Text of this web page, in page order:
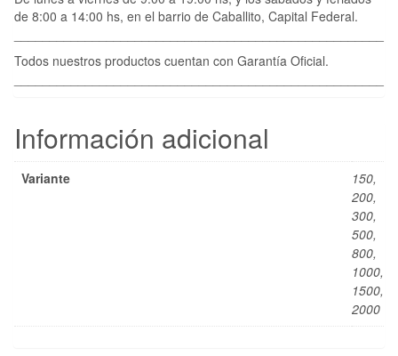
de 8:00 a 14:00 hs, en el barrio de Caballito, Capital Federal.
Todos nuestros productos cuentan con Garantía Oficial.
Información adicional
Variante
150,
200,
300,
500,
800,
1000,
1500,
2000